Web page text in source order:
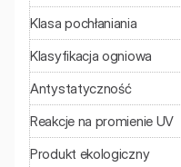
Klasa pochłaniania
Klasyfikacja ogniowa
Antystatyczność
Reakcje na promienie UV
Produkt ekologiczny